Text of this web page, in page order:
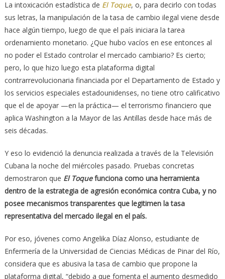
La intoxicación estadística de El Toque, o, para decirlo con todas
sus letras, la manipulación de la tasa de cambio ilegal viene desde
hace algún tiempo, luego de que el país iniciara la tarea
ordenamiento monetario. ¿Que hubo vacíos en ese entonces al
no poder el Estado controlar el mercado cambiario? Es cierto;
pero, lo que hizo luego esta plataforma digital
contrarrevolucionaria financiada por el Departamento de Estado y
los servicios especiales estadounidenses, no tiene otro calificativo
que el de apoyar —en la práctica— el terrorismo financiero que
aplica Washington a la Mayor de las Antillas desde hace más de
seis décadas.
Y eso lo evidenció la denuncia realizada a través de la Televisión
Cubana la noche del miércoles pasado. Pruebas concretas
demostraron que El Toquefunciona como una herramienta
dentro de la estrategia de agresión económica contra Cuba, y no
posee mecanismos transparentes que legitimen la tasa
representativa del mercado ilegal en el país.
Por eso, jóvenes como Angelika Díaz Alonso, estudiante de
Enfermería de la Universidad de Ciencias Médicas de Pinar del Río,
considera que es abusiva la tasa de cambio que propone la
plataforma digital, “debido a que fomenta el aumento desmedido